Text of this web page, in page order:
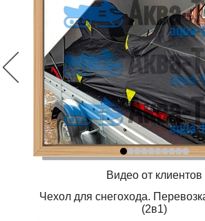
Видео от клиентов
Чехол для снегохода.
(2в1)